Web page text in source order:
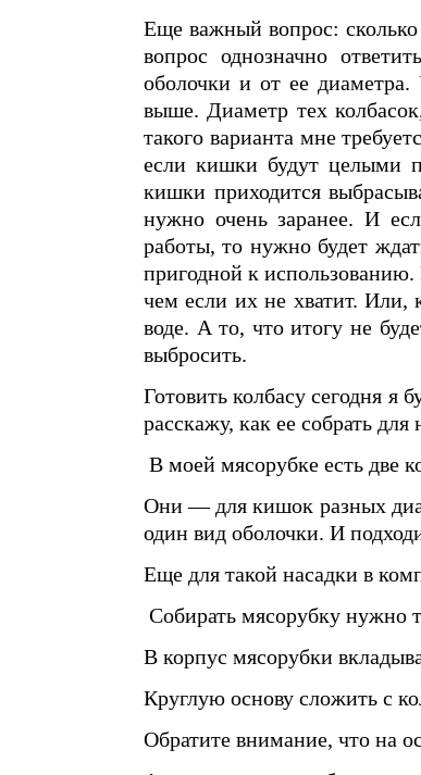
Еще важный вопрос:
вопрос однозначно
оболочки и от ее
выше. Диаметр тех
такого варианта мне
если кишки будут целыми
кишки приходится
нужно очень заранее. И
работы, то нужно будет
пригодной к
чем если их не хватит. Или,
воде. А то, что итогу не
выбросить.
Готовить колбасу сегодня
расскажу, как ее собрать для
В моей мясорубке есть две
Они — для кишок разных
один вид оболочки. И
Еще для такой насадки в
Собирать мясорубку нужно
В корпус мясорубки
Круглую основу сложить с
Обратите внимание, что на